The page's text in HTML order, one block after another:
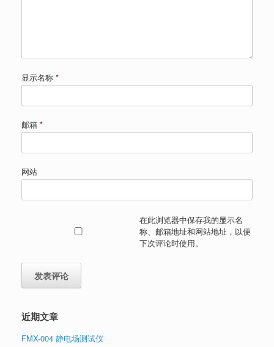
显示名称 *
邮箱 *
网站
在此浏览器中保存我的显示名
称、邮箱地址和网站地址，以便
下次评论时使用。
近期文章
FMX-004 静电场测试仪